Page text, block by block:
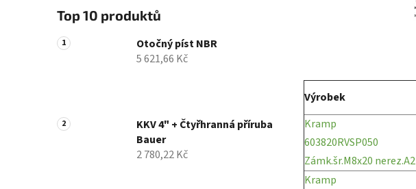
l
Top 10 produktů
Otočný píst NBR
5 621,66 Kč
KKV 4" + Čtyřhranná příruba
Bauer
2 780,22 Kč
Výrobek
Kramp
603820RVSP050
Zámk.šr.M8x20 nerez.A2
Kramp